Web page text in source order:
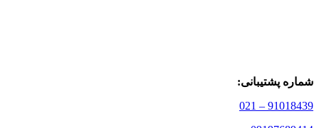
شماره پشتیبانی:
91018439 – 021